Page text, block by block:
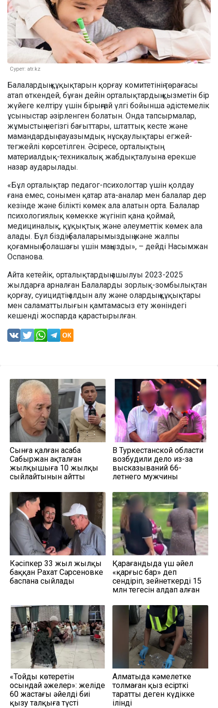
Сурет: atr.kz
Балалардың құқықтарын қорғау комитетінің төрағасы
атап өткендей, бұған дейін орталықтардың қызметін бір
жүйеге келтіру үшін бірыңғай үлгі бойынша әдістемелік
ұсыныстар әзірленген болатын. Онда тапсырмалар,
жұмыстың негізгі бағыттары, штаттық кесте және
мамандардың лауазымдық нұсқаулықтары егжей-
тегжейлі көрсетілген. Әсіресе, орталықтың
материалдық-техникалық жабдықталуына ерекше
назар аударылады.
«Бұл орталықтар педагог-психологтар үшін қолдау
ғана емес, сонымен қатар ата-аналар мен балалар дер
кезінде және білікті көмек ала алатын орта. Балалар
психологиялық көмекке жүгініп қана қоймай,
медициналық, құқықтық және әлеуметтік көмек ала
алады. Бұл біздің балаларымыздың және жалпы
қоғамның болашағы үшін маңызды», – дейді Насымжан
Оспанова.
Айта кетейік, орталықтардың ашылуы 2023-2025
жылдарға арналған Балаларды зорлық-зомбылықтан
қорғау, суицидтің алдын алу және олардың құқықтары
мен саламаттылығын қамтамасыз ету жөніндегі
кешенді жоспарда қарастырылған.
Сынға қалған асаба
Сабыржан ақталған
жылқышыға 10 жылқы
сыйлайтынын айтты
В Туркестанской области
возбудили дело из-за
высказываний 66-
летнего мужчины
Кәсіпкер 33 жыл жылқы
баққан Рахат Сәрсеновке
баспана сыйлады
Қарағандыда үш әйел
«қарғыс бар» деп
сендіріп, зейнеткердің 15
млн теңгесін алдап алған
«Тойды көтеретін
осындай әжелер»: желіде
60 жастағы әйелдің биі
қызу талқыға түсті
Алматыда кәмелетке
толмаған қыз есірткі
таратты деген күдікке
ілінді